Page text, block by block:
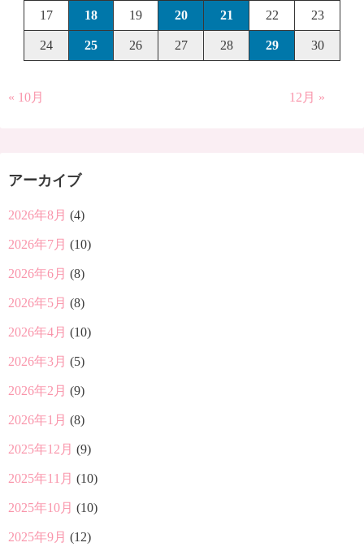
17 18 19 20 21 22 23
24 25 26 27 28 29 30
« 10月 12月 »
アーカイブ
2026年8月 (4)
2026年7月 (10)
2026年6月 (8)
2026年5月 (8)
2026年4月 (10)
2026年3月 (5)
2026年2月 (9)
2026年1月 (8)
2025年12月 (9)
2025年11月 (10)
2025年10月 (10)
2025年9月 (12)